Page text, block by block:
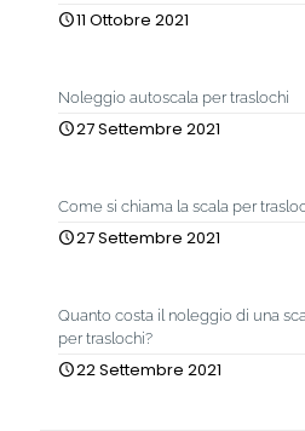
11 Ottobre 2021
Noleggio autoscala per traslochi
27 Settembre 2021
Come si chiama la scala per
27 Settembre 2021
Quanto costa il noleggio di una
per traslochi?
22 Settembre 2021